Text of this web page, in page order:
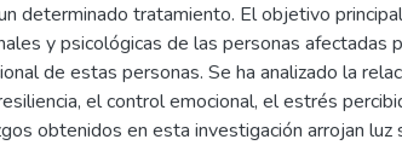
determinado tratamiento. El objetivo
y psicológicas de las personas afectadas
de estas personas. Se ha analizado la
el control emocional, el estrés
obtenidos en esta investigación arrojan luz